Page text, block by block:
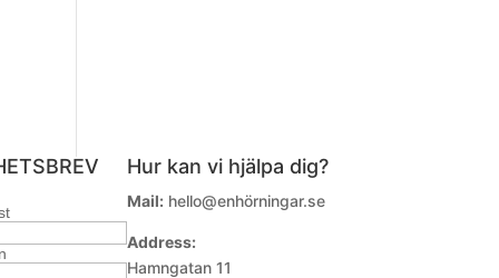
Hur kan vi hjälpa dig?
Mail: hello@enhörningar.se
Address:
Hamngatan 11